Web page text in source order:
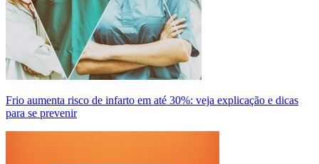
Frio aumenta risco de infarto em até 30%: veja explicação e dicas
para se prevenir